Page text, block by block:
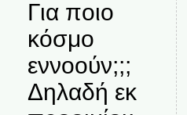
Για ποιο
κόσμο
εννοούν;;;
Δηλαδή εκ